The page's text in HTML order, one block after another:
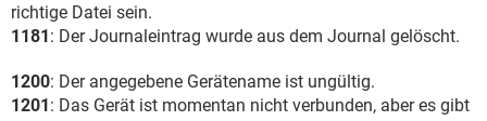
richtige Datei sein.
1181: Der Journaleintrag wurde aus dem Journal gelöscht.
1200: Der angegebene Gerätename ist ungültig.
1201: Das Gerät ist momentan nicht verbunden, aber es gibt